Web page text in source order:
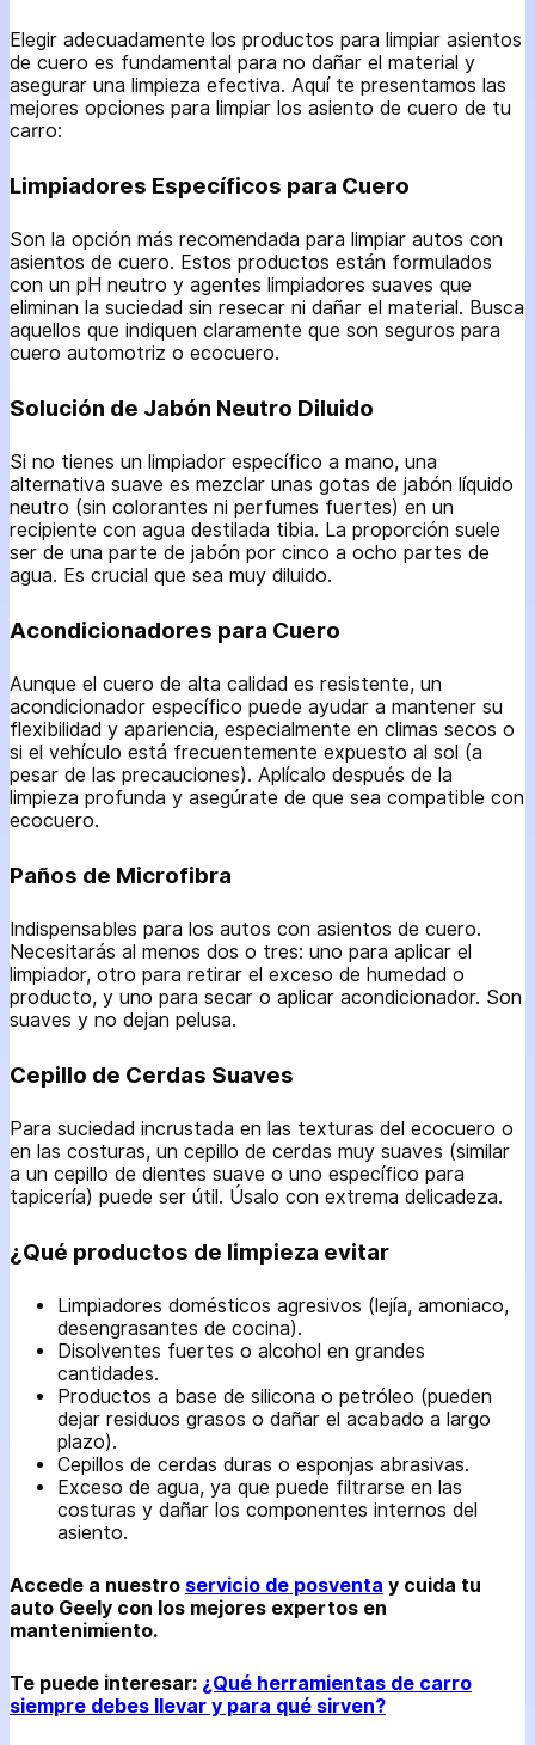
Elegir adecuadamente los productos para limpiar asientos
de cuero es fundamental para no dañar el material y
asegurar una limpieza efectiva. Aquí te presentamos las
mejores opciones para limpiar los asiento de cuero de tu
carro:
Limpiadores Específicos para Cuero
Son la opción más recomendada para limpiar autos con
asientos de cuero. Estos productos están formulados
con un pH neutro y agentes limpiadores suaves que
eliminan la suciedad sin resecar ni dañar el material. Busca
aquellos que indiquen claramente que son seguros para
cuero automotriz o ecocuero.
Solución de Jabón Neutro Diluido
Si no tienes un limpiador específico a mano, una
alternativa suave es mezclar unas gotas de jabón líquido
neutro (sin colorantes ni perfumes fuertes) en un
recipiente con agua destilada tibia. La proporción suele
ser de una parte de jabón por cinco a ocho partes de
agua. Es crucial que sea muy diluido.
Acondicionadores para Cuero
Aunque el cuero de alta calidad es resistente, un
acondicionador específico puede ayudar a mantener su
flexibilidad y apariencia, especialmente en climas secos o
si el vehículo está frecuentemente expuesto al sol (a
pesar de las precauciones). Aplícalo después de la
limpieza profunda y asegúrate de que sea compatible con
ecocuero.
Paños de Microfibra
Indispensables para los autos con asientos de cuero.
Necesitarás al menos dos o tres: uno para aplicar el
limpiador, otro para retirar el exceso de humedad o
producto, y uno para secar o aplicar acondicionador. Son
suaves y no dejan pelusa.
Cepillo de Cerdas Suaves
Para suciedad incrustada en las texturas del ecocuero o
en las costuras, un cepillo de cerdas muy suaves (similar
a un cepillo de dientes suave o uno específico para
tapicería) puede ser útil. Úsalo con extrema delicadeza.
¿Qué productos de limpieza evitar
Limpiadores domésticos agresivos (lejía, amoniaco,
desengrasantes de cocina).
Disolventes fuertes o alcohol en grandes
cantidades.
Productos a base de silicona o petróleo (pueden
dejar residuos grasos o dañar el acabado a largo
plazo).
Cepillos de cerdas duras o esponjas abrasivas.
Exceso de agua, ya que puede filtrarse en las
costuras y dañar los componentes internos del
asiento.
Accede a nuestro servicio de posventa y cuida tu
auto Geely con los mejores expertos en
mantenimiento.
Te puede interesar: ¿Qué herramientas de carro
siempre debes llevar y para qué sirven?